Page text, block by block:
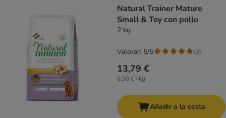
Natural Trainer Mature
Small & Toy con pollo
2 kg
13,79 €
6,90 € / kg
Valorar: 5/5 (2)
Añadir a la cesta